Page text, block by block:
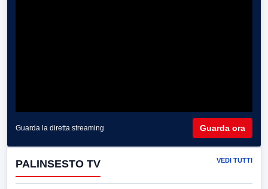
Guarda la diretta streaming Guarda ora
PALINSESTO TV VEDI TUTTI